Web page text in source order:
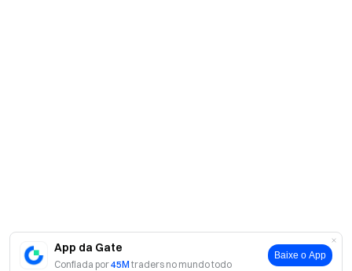
App da Gate
Confiada por45M traders no mundo todo
Baixe o App